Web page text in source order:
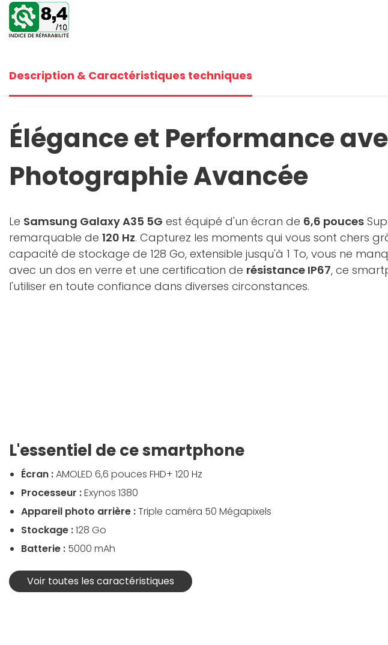
Description & Caractéristiques techniques
Élégance et Performance
Photographie Avancée
Le Samsung Galaxy A35 5G est équipé d'un écran de 6,6 pouces
remarquable de 120 Hz. Capturez les moments qui vous sont chers
capacité de stockage de 128 Go, extensible jusqu'à 1 To, vous ne
avec un dos en verre et une certification de résistance IP67, ce
l'utiliser en toute confiance dans diverses circonstances.
L'essentiel de ce smartphone
Écran :AMOLED 6,6 pouces FHD+ 120 Hz
Processeur :Exynos 1380
Appareil photo arrière :Triple caméra 50 Mégapixels
Stockage :128 Go
Batterie : 5000 mAh
Voir toutes les caractéristiques